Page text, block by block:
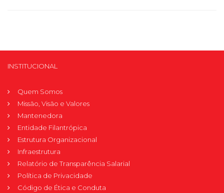
INSTITUCIONAL
Quem Somos
Missão, Visão e Valores
Mantenedora
Entidade Filantrópica
Estrutura Organizacional
Infraestrutura
Relatório de Transparência Salarial
Política de Privacidade
Código de Ética e Conduta